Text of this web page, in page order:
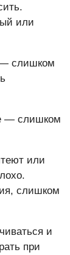
или
— слишком
— слишком
или
слишком
и
при